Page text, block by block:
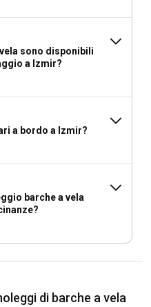
sono disponibili
a Izmir?
a bordo a Izmir?
barche a vela
di barche a vela